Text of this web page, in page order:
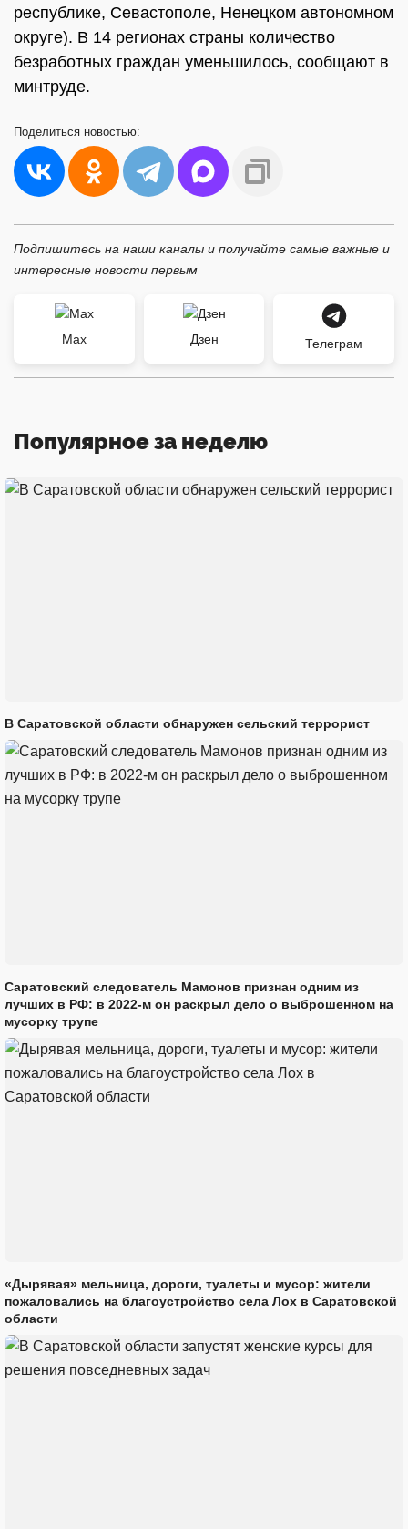
республике, Севастополе, Ненецком автономном
округе). В 14 регионах страны количество
безработных граждан уменьшилось, сообщают в
минтруде.
Поделиться новостью:
Подпишитесь на наши каналы и получайте самые важные и
интересные новости первым
Max Дзен Телеграм
Популярное за неделю
В Саратовской области обнаружен сельский террорист
Саратовский следователь Мамонов признан одним из
лучших в РФ: в 2022-м он раскрыл дело о выброшенном на
мусорку трупе
«Дырявая» мельница, дороги, туалеты и мусор: жители
пожаловались на благоустройство села Лох в Саратовской
области